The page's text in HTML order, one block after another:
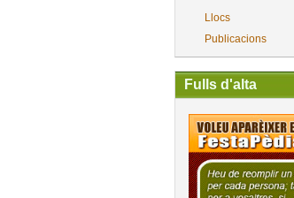
Llocs
Publicacions
Fulls d'alta